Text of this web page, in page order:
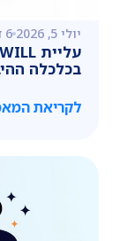
יולי 5, 2026 6 דק׳ קריאה
בכלכלה
לקריאת